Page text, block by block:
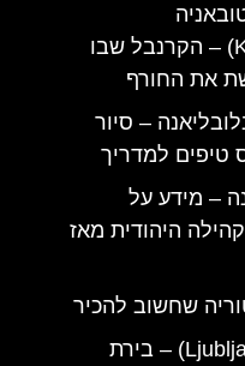
(Kurentovanje) – הקרנבל שבו
את החורף
– סיור
טיפים למדריך
– מידע על
היהודית מאז
שחשוב להכיר
לובליאנה (Ljubljana) – בירת